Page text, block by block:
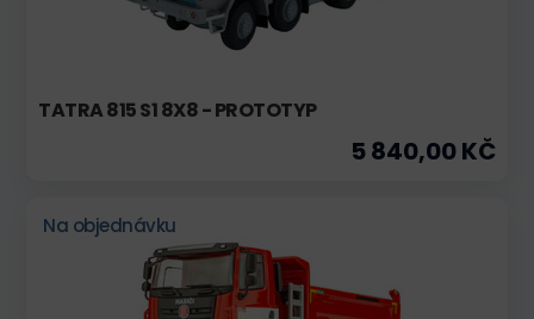
TATRA 815 S1 8X8 - PROTOTYP
5 840,00 KČ
Na objednávku